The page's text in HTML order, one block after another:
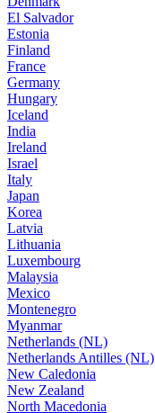
El Salvador
Estonia
Finland
France
Germany
Hungary
Iceland
India
Ireland
Israel
Italy
Japan
Korea
Latvia
Lithuania
Luxembourg
Malaysia
Mexico
Montenegro
Myanmar
Netherlands (NL)
Netherlands Antilles (NL)
New Caledonia
New Zealand
North Macedonia